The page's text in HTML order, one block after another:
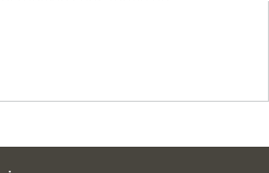
») sur l’esthétique
d’une ville de taille
l’Allemagne que je les articule.
(1899-1966), qui allient